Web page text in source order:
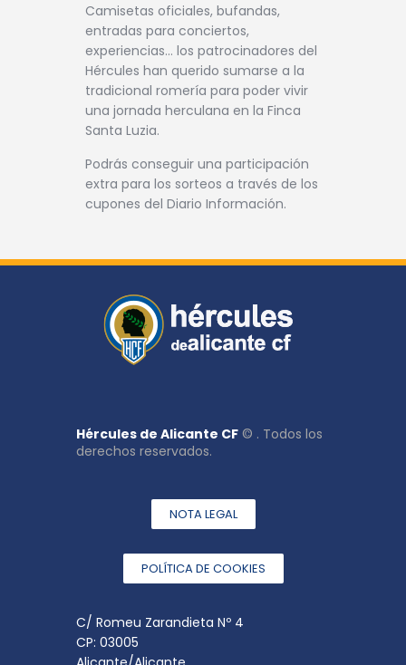
Camisetas oficiales, bufandas,
entradas para conciertos,
experiencias… los patrocinadores del
Hércules han querido sumarse a la
tradicional romería para poder vivir
una jornada herculana en la Finca
Santa Luzia.
Podrás conseguir una participación
extra para los sorteos a través de los
cupones del Diario Información.
Hércules de Alicante CF © . Todos los
derechos reservados.
NOTA LEGAL
POLÍTICA DE COOKIES
C/ Romeu Zarandieta Nº 4
CP: 03005